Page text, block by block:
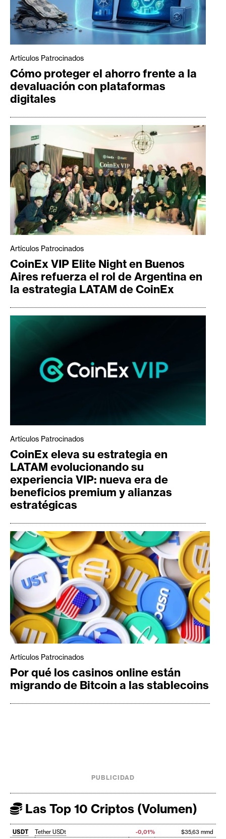
Artículos Patrocinados
Cómo proteger el ahorro frente a la
devaluación con plataformas
digitales
Artículos Patrocinados
CoinEx VIP Elite Night en Buenos
Aires refuerza el rol de Argentina en
la estrategia LATAM de CoinEx
Artículos Patrocinados
CoinEx eleva su estrategia en
LATAM evolucionando su
experiencia VIP: nueva era de
beneficios premium y alianzas
estratégicas
Artículos Patrocinados
Por qué los casinos online están
migrando de Bitcoin a las stablecoins
PUBLICIDAD
Las Top 10 Criptos (Volumen)
USDT Tether USDt -0,01% $35,63 mmd